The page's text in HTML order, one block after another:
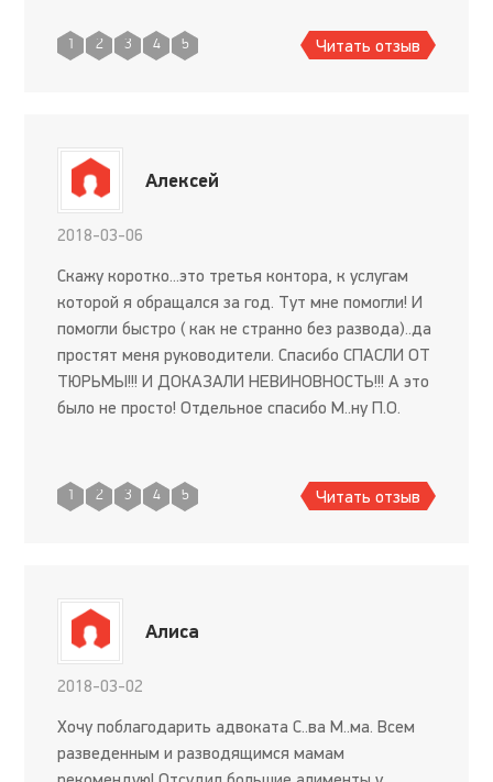
Вам, М..я
1 2 3 4 5 Читать отзыв
Алексей
2018-03-06
Скажу коротко...это третья контора, к услугам
которой я обращался за год. Тут мне помогли! И
помогли быстро ( как не странно без развода)..да
простят меня руководители. Спасибо СПАСЛИ ОТ
ТЮРЬМЫ!!! И ДОКАЗАЛИ НЕВИНОВНОСТЬ!!! А это
было не просто! Отдельное спасибо М..ну П.О.
1 2 3 4 5 Читать отзыв
Алиса
2018-03-02
Хочу поблагодарить адвоката С..ва М..ма. Всем
разведенным и разводящимся мамам